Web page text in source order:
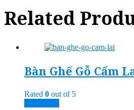
Related
Bàn Ghế Gỗ Cẩm
Rated 0 out of 5